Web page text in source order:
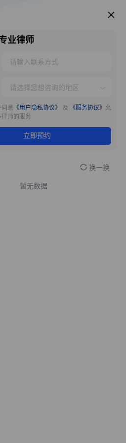
服务推荐
业律师
同意 《用户隐私协议》 及 《服务协议》 允
师的服务
立即预约
换一换
暂无数据